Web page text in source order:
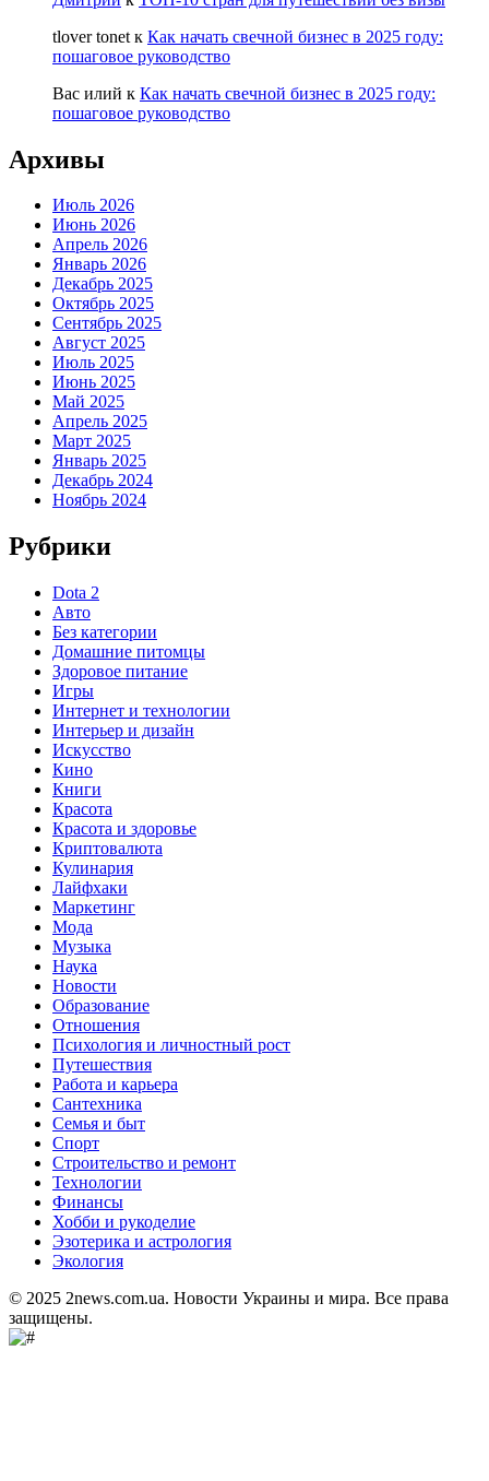
tlover tonet к Как начать свечной бизнес в 2025 году:
пошаговое руководство
Вас илий к Как начать свечной бизнес в 2025 году:
пошаговое руководство
Архивы
Июль 2026
Июнь 2026
Апрель 2026
Январь 2026
Декабрь 2025
Октябрь 2025
Сентябрь 2025
Август 2025
Июль 2025
Июнь 2025
Май 2025
Апрель 2025
Март 2025
Январь 2025
Декабрь 2024
Ноябрь 2024
Рубрики
Dota 2
Авто
Без категории
Домашние питомцы
Здоровое питание
Игры
Интернет и технологии
Интерьер и дизайн
Искусство
Кино
Книги
Красота
Красота и здоровье
Криптовалюта
Кулинария
Лайфхаки
Маркетинг
Мода
Музыка
Наука
Новости
Образование
Отношения
Психология и личностный рост
Путешествия
Работа и карьера
Сантехника
Семья и быт
Спорт
Строительство и ремонт
Технологии
Финансы
Хобби и рукоделие
Эзотерика и астрология
Экология
© 2025 2news.com.ua. Новости Украины и мира. Все права
защищены.